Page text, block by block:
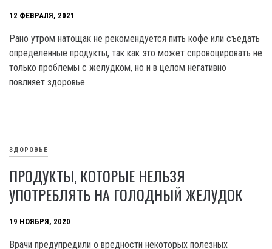
12 ФЕВРАЛЯ, 2021
Рано утром натощак не рекомендуется пить кофе или съедать
определенные продукты, так как это может спровоцировать не
только проблемы с желудком, но и в целом негативно
повлияет здоровье.
ЗДОРОВЬЕ
ПРОДУКТЫ, КОТОРЫЕ НЕЛЬЗЯ
УПОТРЕБЛЯТЬ НА ГОЛОДНЫЙ ЖЕЛУДОК
19 НОЯБРЯ, 2020
Врачи предупредили о вредности некоторых полезных